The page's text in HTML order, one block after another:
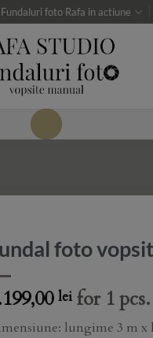
Fundaluri foto Rafa in actiune
foto
lei for 1 pcs.
lungime 3 m x